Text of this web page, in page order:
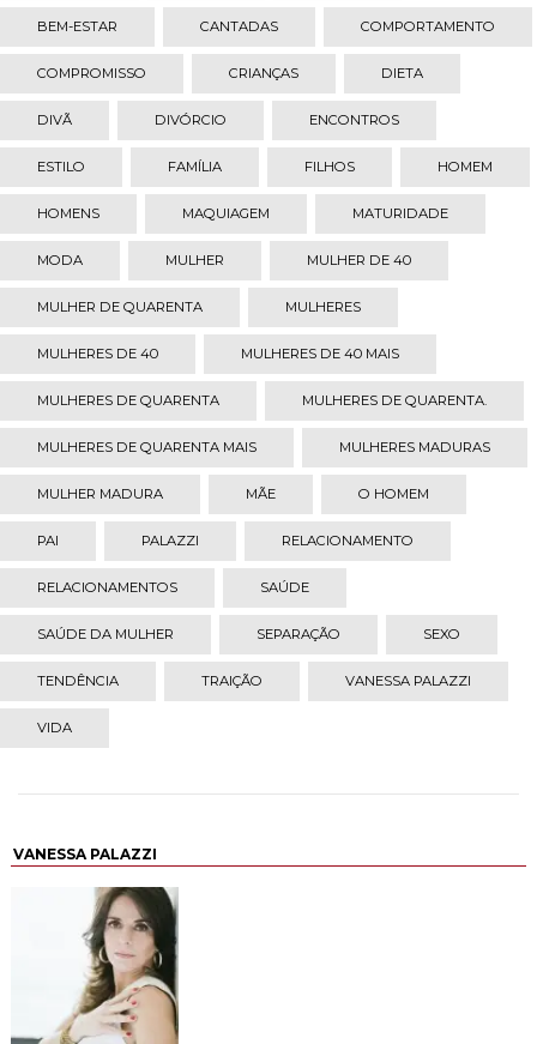
BEM-ESTAR CANTADAS COMPORTAMENTO
COMPROMISSO CRIANÇAS DIETA
DIVÃ DIVÓRCIO ENCONTROS
ESTILO FAMÍLIA FILHOS HOMEM
HOMENS MAQUIAGEM MATURIDADE
MODA MULHER MULHER DE 40
MULHER DE QUARENTA MULHERES
MULHERES DE 40 MULHERES DE 40 MAIS
MULHERES DE QUARENTA MULHERES DE QUARENTA.
MULHERES DE QUARENTA MAIS MULHERES MADURAS
MULHER MADURA MÃE O HOMEM
PAI PALAZZI RELACIONAMENTO
RELACIONAMENTOS SAÚDE
SAÚDE DA MULHER SEPARAÇÃO SEXO
TENDÊNCIA TRAIÇÃO VANESSA PALAZZI
VIDA
VANESSA PALAZZI